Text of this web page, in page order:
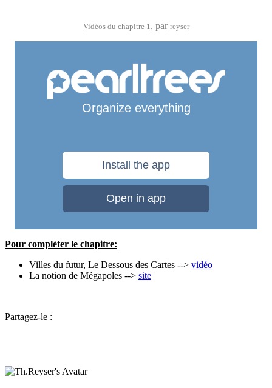
Vidéos du chapitre 1, par reyser
Pour compléter le chapitre:
Villes du futur, Le Dessous des Cartes --> vidéo
La notion de Mégapoles --> site
Partagez-le :